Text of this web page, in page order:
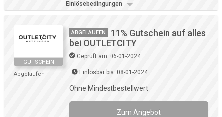
Einlösebedingungen
GUTSCHEIN
Abgelaufen
ABGELAUFEN
11% Gutschein auf alles
bei OUTLETCITY
Geprüft am: 06-01-2024
Einlösbar bis: 08-01-2024
Ohne Mindestbestellwert
Zum Angebot